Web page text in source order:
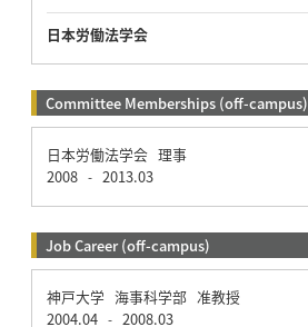
日本労働法学会
Committee Memberships (off-campus)
日本労働法学会 理事
2008 - 2013.03
Job Career (off-campus)
神戸大学 海事科学部 准教授
2004.04 - 2008.03